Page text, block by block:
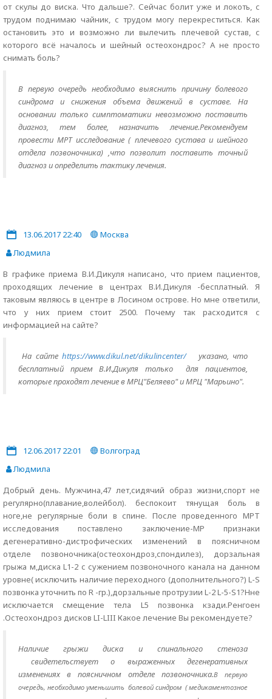
от скулы до виска. Что дальше?. Сейчас болит уже и локоть, с
трудом поднимаю чайник, с трудом могу перекреститься. Как
остановить это и возможно ли вылечить плечевой сустав, с
которого всё началось и шейный остеохондрос? А не просто
снимать боль?
В первую очередь необходимо выяснить причину болевого
синдрома и снижения объема движений в суставе. На
основании только симптоматики невозможно поставить
диагноз, тем более, назначить лечение.Рекомендуем
провести МРТ исследование ( плечевого сустава и шейного
отдела позвоночника) ,что позволит поставить точный
диагноз и определить тактику лечения.
13.06.2017 22:40
Москва
Людмила
В графике приема В.И.Дикуля написано, что прием пациентов,
проходящих лечение в центрах В.И.Дикуля -бесплатный. Я
таковым являюсь в центре в Лосином острове. Но мне ответили,
что у них прием стоит 2500. Почему так расходится с
информацией на сайте?
На сайтеhttps://www.dikul.net/dikulincenter/указано, что
бесплатный прием В.И.Дикуля только для пациентов,
которые проходят лечение в МРЦ"Беляево" и МРЦ "Марьино".
12.06.2017 22:01
Волгоград
Людмила
Добрый день. Мужчина,47 лет,сидячий образ жизни,спорт не
регулярно(плавание,волейбол). беспокоит тянущая боль в
ноге,не регулярные боли в спине. После проведенного МРТ
исследования поставлено заключение-МР признаки
дегенеративно-дистрофических изменений в поясничном
отделе позвоночника(остеохондроз,спондилез), дорзальная
грыжа м,диска L1-2 c сужением позвоночного канала на данном
уровне( исключить наличие переходного (дополнительного?) L-S
позвонка уточнить по R -гр.),дорзальные протрузии L-2 L-5-S1?Нне
исключается смещение тела L5 позвонка кзади.Ренгоен
.Остеохондроз дисков LI-LIII Какое лечение Вы рекомендуете?
Наличие грыжи диска и спинального стеноза
свидетельствует о выраженных дегенеративных
изменениях в поясничном отделе позвоночника.В первую
очередь, необходимо уменьшить болевой синдром ( медикаментозное